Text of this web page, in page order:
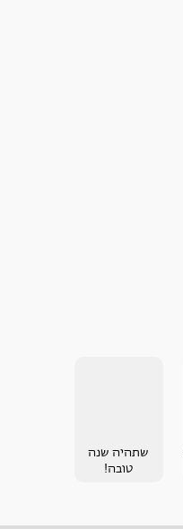
שתהיה שנה
טובה!